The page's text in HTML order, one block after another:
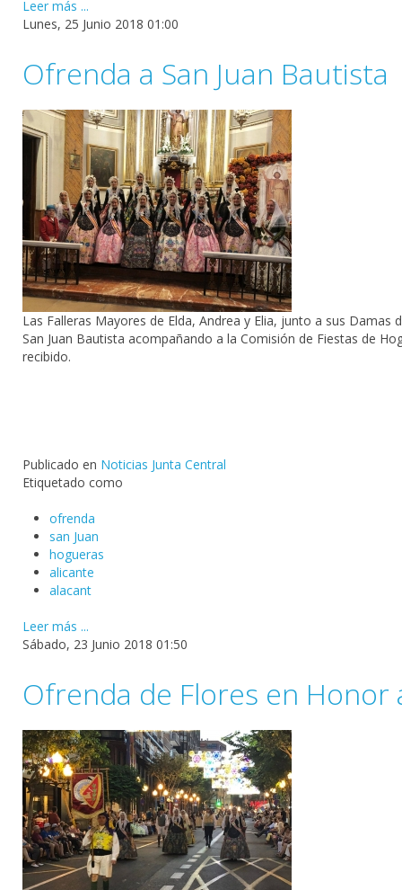
Leer más ...
Lunes, 25 Junio 2018 01:00
Ofrenda a San Juan Bautista
Las Falleras Mayores de Elda, Andrea y Elia, junto a sus
San Juan Bautista acompañando a la Comisión de Fiestas de
recibido.
Publicado en Noticias Junta Central
Etiquetado como
ofrenda
san Juan
hogueras
alicante
alacant
Leer más ...
Sábado, 23 Junio 2018 01:50
Ofrenda de Flores en Honor